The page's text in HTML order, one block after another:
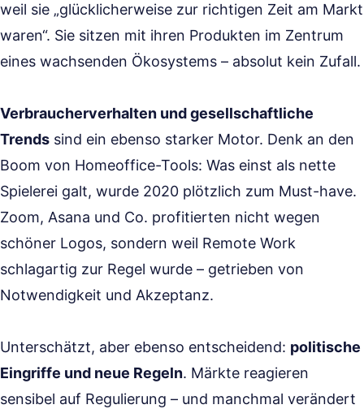
weil sie „glücklicherweise zur richtigen Zeit am Markt
waren“. Sie sitzen mit ihren Produkten im Zentrum
eines wachsenden Ökosystems – absolut kein Zufall.
Verbraucherverhalten und gesellschaftliche
Trends sind ein ebenso starker Motor. Denk an den
Boom von Homeoffice-Tools: Was einst als nette
Spielerei galt, wurde 2020 plötzlich zum Must-have.
Zoom, Asana und Co. profitierten nicht wegen
schöner Logos, sondern weil Remote Work
schlagartig zur Regel wurde – getrieben von
Notwendigkeit und Akzeptanz.
Unterschätzt, aber ebenso entscheidend: politische
Eingriffe und neue Regeln. Märkte reagieren
sensibel auf Regulierung – und manchmal verändert